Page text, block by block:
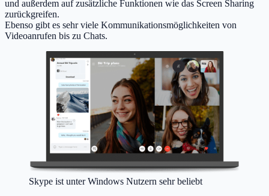
und außerdem auf zusätzliche Funktionen wie das Screen Sharing
zurückgreifen.
Ebenso gibt es sehr viele Kommunikationsmöglichkeiten von
Videoanrufen bis zu Chats.
Skype ist unter Windows Nutzern sehr beliebt